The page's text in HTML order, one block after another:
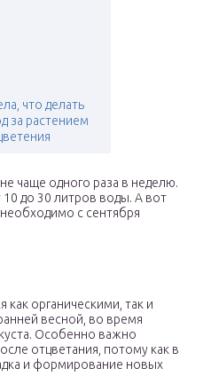
что делать
за растением
чаще одного раза в неделю.
10 до 30 литров воды. А вот
с сентября
органическими, так и
весной, во время
Особенно важно
отцветания, потому как в
и формирование новых